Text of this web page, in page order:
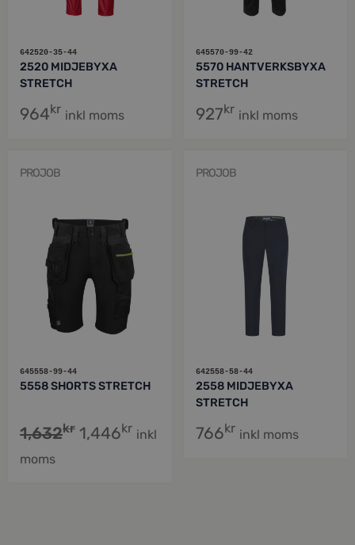
642520-35-44
2520 MIDJEBYXA
STRETCH
964kr inkl moms
645570-99-42
5570 HANTVERKSBYXA
STRETCH
927kr inkl moms
PROJOB
645558-99-44
5558 SHORTS STRETCH
1,632kr 1,446kr inkl
moms
PROJOB
642558-58-44
2558 MIDJEBYXA
STRETCH
766kr inkl moms